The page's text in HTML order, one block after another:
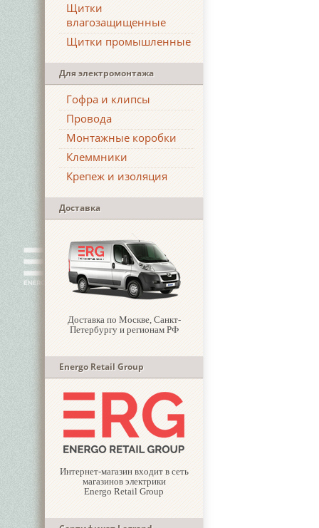
Щитки
влагозащищенные
Щитки промышленные
Для электромонтажа
Гофра и клипсы
Провода
Монтажные коробки
Клеммники
Крепеж и изоляция
Доставка
Доставка по Москве, Санкт-
Петербургу и регионам РФ
Energo Retail Group
Интернет-магазин входит в сеть
магазинов электрики
Energo Retail Group